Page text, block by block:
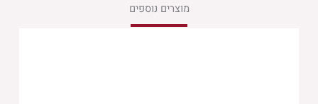
מוצרים נוספים